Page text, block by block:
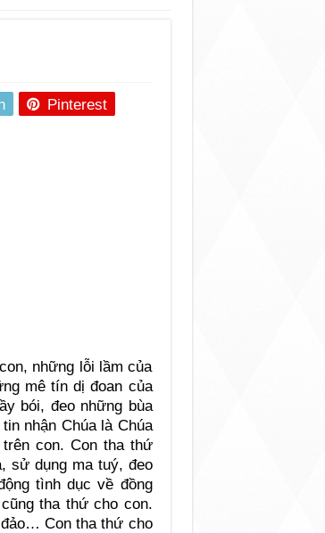
Pinterest
những lỗi lầm của
mê tín dị đoan của
bói, đeo những bùa
nhận Chúa là Chúa
con. Con tha thứ
sử dụng ma tuý, đeo
tình dục về đồng
tha thứ cho con.
Con tha thứ cho